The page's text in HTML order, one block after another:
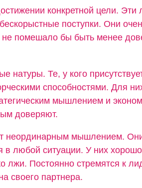
конкретной цели.
поступки. Они
помешало бы быть менее
натуры. Те, у кого
способностями. Для
мышлением и
доверяют.
неординарным мышлением.
в любой ситуации. У них
лжи. Постоянно стремятся к
своего партнера.